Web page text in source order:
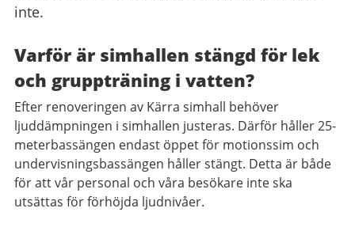
inte.
Varför är simhallen stängd för lek
och gruppträning i vatten?
Efter renoveringen av Kärra simhall behöver
ljuddämpningen i simhallen justeras. Därför håller 25-
meterbassängen endast öppet för motionssim och
undervisningsbassängen håller stängt. Detta är både
för att vår personal och våra besökare inte ska
utsättas för förhöjda ljudnivåer.